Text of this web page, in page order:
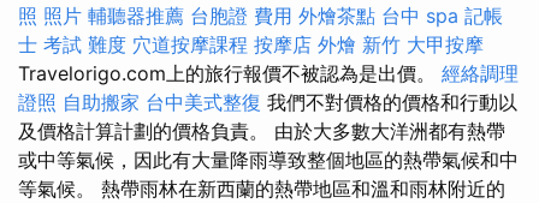
照 照片 輔聽器推薦 台胞證 費用 外燴茶點 台中 spa 記帳
士 考試 難度 穴道按摩課程 按摩店 外燴 新竹 大甲按摩
Travelorigo.com上的旅行報價不被認為是出價。 經絡調理
證照 自助搬家 台中美式整復 我們不對價格的價格和行動以
及價格計算計劃的價格負責。 由於大多數大洋洲都有熱帶
或中等氣候，因此有大量降雨導致整個地區的熱帶氣候和中
等氣候。 熱帶雨林在新西蘭的熱帶地區和溫和雨林附近的